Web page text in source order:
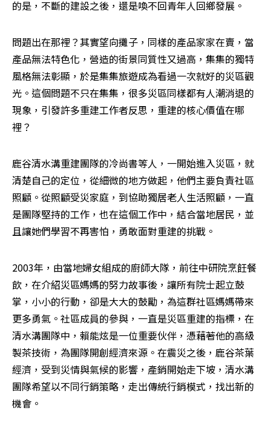
的是，不斷的建設之後，還是喚不回青年人回鄉發展。
問題出在那裡？其實望向攤子，同樣的產品家家在賣，當
產品無法特色化，營造的街景同質性又過高，集集的獨特
風格無法彰顯，於是集集旅遊成為看過一次就好的災區觀
光。這個問題不只在集集，很多災區同樣都有人潮消退的
現象，引發許多重建工作者反思，重建的核心價值在哪
裡？
鹿谷清水溝重建團隊的冷尚書等人，一開始進入災區，就
清楚自己的定位，從細微的地方做起，他們主要負責社區
照顧。從照顧受災家庭，到協助獨居老人生活照顧，一直
是團隊堅持的工作，也在這個工作中，結合當地居民，並
且讓她們學習不再害怕，勇敢面對重建的挑戰。
2003年，由當地婦女組成的廚師大隊，前往中研院烹飪餐
飲，在介紹災區媽媽的努力故事後，讓所有院士起立鼓
掌，小小的行動，卻是大大的鼓勵，為這群社區媽媽帶來
更多勇氣。社區成員的參與，一直是災區重建的指標，在
清水溝團隊中，賴能炫是一位重要伙伴，憑藉著他的高級
製茶技術，為團隊開創經濟來源。在震災之後，鹿谷茶葉
經濟，受到災情與氣候的影響，產銷開始走下坡，清水溝
團隊希望以不同行銷策略，走出傳統行銷模式，找出新的
機會。